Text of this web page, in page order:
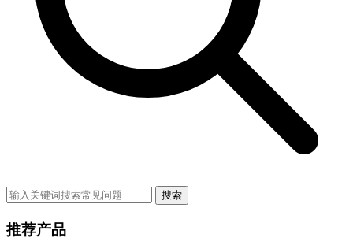
搜索
推荐产品